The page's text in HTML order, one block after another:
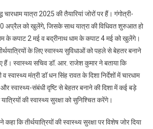
चारधाम यात्रा 2025 की तैयारियां जोरों पर हैं। गंगोत्री-
अप्रैल को खुलेंगे, जिसके साथ यात्रा की विधिवत शुरुआत हो
के कपाट 2 मई व बद्रीनाथ धाम के कपाट 4 मई को खुलेंगे।
के लिए स्वास्थ्य सुविधाओं को पहले से बेहतर बनाने
स्वास्थ्य सचिव डॉ. आर. राजेश कुमार ने बताया कि
स्वास्थ्य मंत्री डॉ धन सिंह रावत के दिशा निर्देशों में चारधाम
और स्वास्थ्य-संबंधी दृष्टि से बेहतर बनाने की दिशा में कई बड़े
की स्वास्थ्य सुरक्षा को सुनिश्चित करेंगे।
कि तीर्थयात्रियों की स्वास्थ्य सुरक्षा पर विशेष जोर दिया